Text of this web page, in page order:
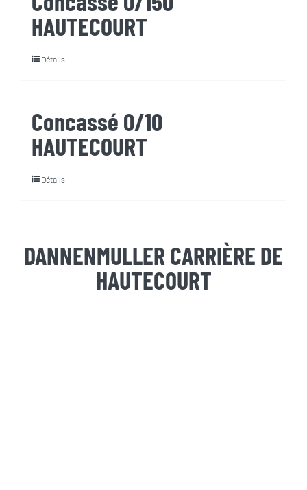
HAUTECOURT
Détails
Concassé 0/10
HAUTECOURT
Détails
DANNENMULLER CARRIÈRE DE
HAUTECOURT